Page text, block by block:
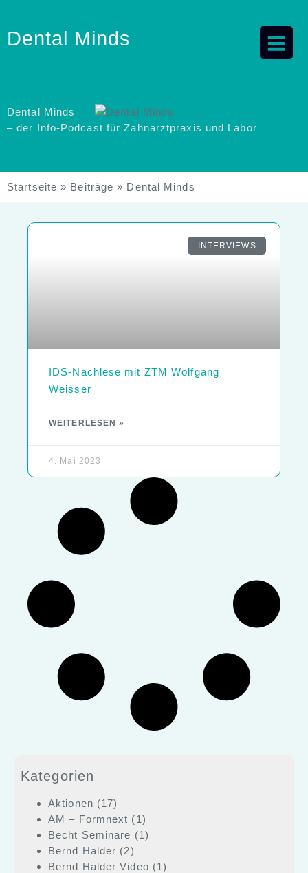
Dental Minds
Dental Minds
– der Info-Podcast für Zahnarztpraxis und Labor
Startseite » Beiträge » Dental Minds
INTERVIEWS
IDS-Nachlese mit ZTM Wolfgang
Weisser
WEITERLESEN »
4. Mai 2023
Kategorien
Aktionen (17)
AM – Formnext (1)
Becht Seminare (1)
Bernd Halder (2)
Bernd Halder Video (1)